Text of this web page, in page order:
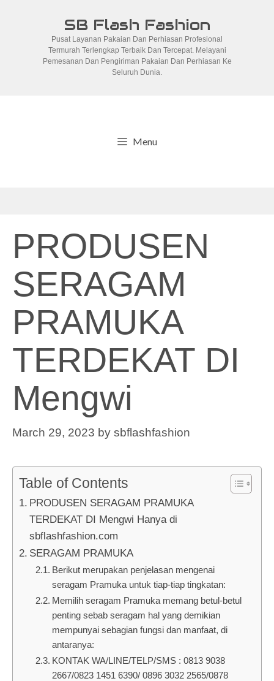
SB Flash Fashion
Pusat Layanan Pakaian Dan Perhiasan Profesional
Termurah Terlengkap Terbaik Dan Tercepat. Melayani
Pemesanan Dan Pengiriman Pakaian Dan Perhiasan Ke
Seluruh Dunia.
Menu
PRODUSEN
SERAGAM
PRAMUKA
TERDEKAT DI
Mengwi
March 29, 2023 by sbflashfashion
Table of Contents
PRODUSEN SERAGAM PRAMUKA
TERDEKAT DI Mengwi Hanya di
sbflashfashion.com
SERAGAM PRAMUKA
Berikut merupakan penjelasan mengenai
seragam Pramuka untuk tiap-tiap tingkatan:
Memilih seragam Pramuka memang betul-betul
penting sebab seragam hal yang demikian
mempunyai sebagian fungsi dan manfaat, di
antaranya:
KONTAK WA/LINE/TELP/SMS : 0813 9038
2667/0823 1451 6390/ 0896 3032 2565/0878